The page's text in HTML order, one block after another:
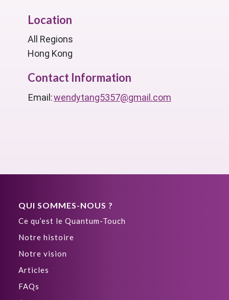
Location
All Regions
Hong Kong
Contact Information
Email:wendytang5357@gmail.com
QUI SOMMES-NOUS ?
Ce qu’est le Quantum-Touch
Notre histoire
Notre vision
Articles
FAQs